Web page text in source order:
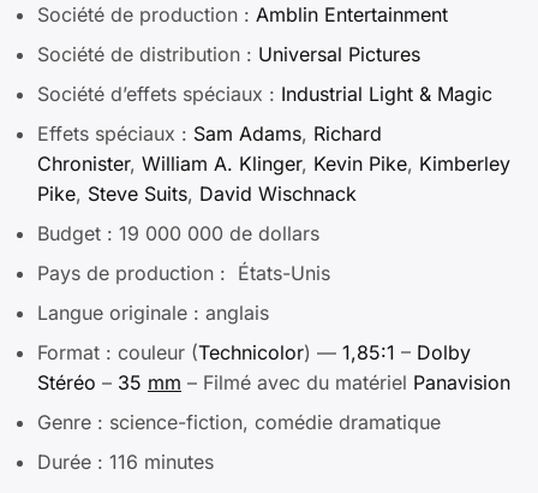
Société de production : Amblin Entertainment
Société de distribution : Universal Pictures
Société d’effets spéciaux : Industrial Light & Magic
Effets spéciaux : Sam Adams, Richard
Chronister, William A. Klinger, Kevin Pike, Kimberley
Pike, Steve Suits, David Wischnack
Budget : 19 000 000 de dollars
Pays de production : États-Unis
Langue originale : anglais
Format : couleur (Technicolor) — 1,85:1 – Dolby
Stéréo – 35 mm – Filmé avec du matériel Panavision
Genre : science-fiction, comédie dramatique
Durée : 116 minutes